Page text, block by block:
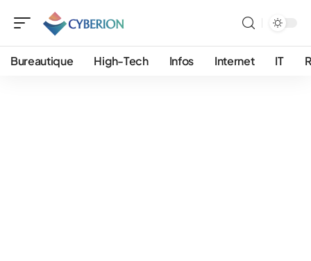
Bureautique High-Tech Infos Internet IT